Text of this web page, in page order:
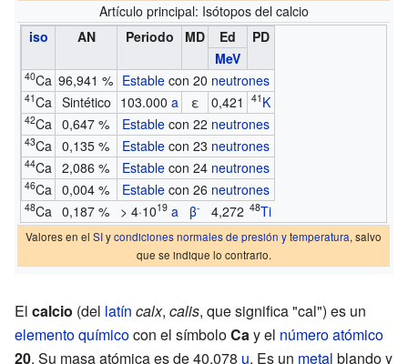
Artículo principal: Isótopos del calcio
iso
AN Periodo MD Ed
PD
MeV
40Ca 96,941 % Estable con 20 neutrones
41Ca Sintético 103.000a ε 0,421 41 K
42Ca 0,647 % Estable con 22 neutrones
43Ca 0,135 % Estable con 23 neutrones
44Ca 2,086 % Estable con 24 neutrones
46Ca 0,004 % Estable con 26 neutrones
48Ca 0,187 % > 4·1019 a β- 4,272 48Ti
Valores en elSIycondiciones normales de presión y temperatura, salvo
que se indique lo contrario.
El calcio (del latín calx, calis, que significa "cal") es un
elemento químicocon el símboloCay el número atómico
20. Su masa atómica es de 40,078 u. Es un metal blando y